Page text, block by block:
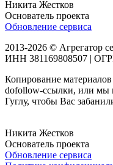
Никита Жестков
Основатель проекта
Обновление сервиса
2013-2026 © Агрегатор
ИНН 381169808507 |
Копирование материалов
dofollow-ссылки, или мы
Гуглу, чтобы Вас
Никита Жестков
Основатель проекта
Обновление сервиса